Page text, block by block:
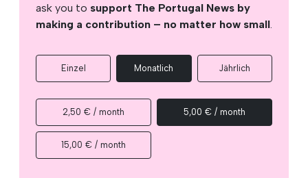
ask you to support The Portugal News by
making a contribution – no matter how small.
Einzel Monatlich Jährlich
2,50 € / month 5,00 € / month
15,00 € / month